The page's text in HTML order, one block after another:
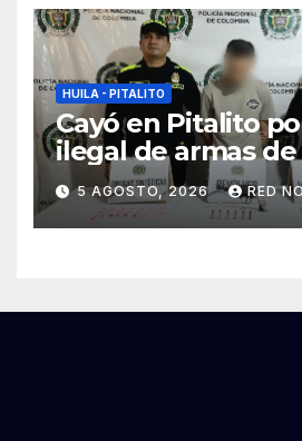
HUILA - PITALITO
Cayó en Pitalito
ilegal de armas
tráfico de
5 AGOSTO, 2026 RED